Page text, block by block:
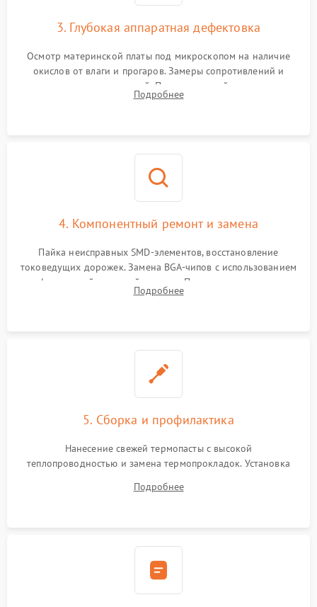
3. Глубокая аппаратная дефектовка
Осмотр материнской платы под микроскопом на наличие
окислов от влаги и прогаров. Замеры сопротивлений и
дежурных напряжений. Проверка цепей питания,
мультиконтроллера, процессора и видеочипа.
Подробнее
4. Компонентный ремонт и замена
Пайка неисправных SMD-элементов, восстановление
токоведущих дорожек. Замена BGA-чипов с использованием
инфракрасной паяльной станции. Прошивка микросхемы
BIOS или замена поврежденных портов USB
Подробнее
5. Сборка и профилактика
Нанесение свежей термопасты с высокой
теплопроводностью и замена термопрокладок. Установка
шлейфов, модулей памяти и накопителей. Предварительная
Подробнее